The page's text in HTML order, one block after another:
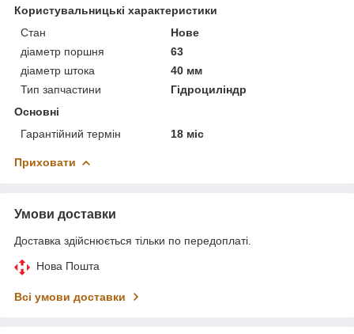
Користувальницькі характеристики
Стан
Нове
діаметр поршня
63
діаметр штока
40 мм
Тип запчастини
Гідроциліндр
Основні
Гарантійний термін
18 міс
Приховати
Умови доставки
Доставка здійснюється тільки по передоплаті.
Нова Пошта
Всі умови доставки